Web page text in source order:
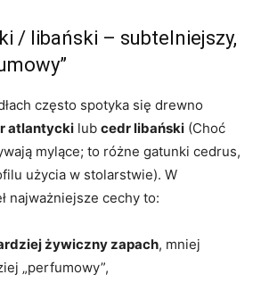
/ libański – subtelniejszy,
często spotyka się drewno
atlantycki lub cedr libański (Choć
mylące; to różne gatunki cedrus,
użycia w stolarstwie). W
najważniejsze cechy to:
żywiczny zapach, mniej
„perfumowy”,